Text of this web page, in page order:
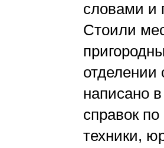
словами и
Стоили
отделении
написано
справок
техники,